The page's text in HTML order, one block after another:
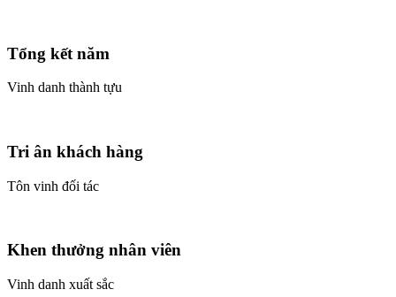
Tổng kết năm
Vinh danh thành tựu
Tri ân khách hàng
Tôn vinh đối tác
Khen thưởng nhân viên
Vinh danh xuất sắc